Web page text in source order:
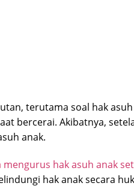
terutama soal hak
bercerai. Akibatnya,
anak.
mengurus hak asuh anak
hak anak secara